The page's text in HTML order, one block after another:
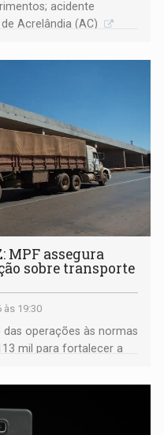
acidente
Acrelândia (AC)
MPF assegura
sobre transporte
às 19:30
operações às normas
mil para fortalecer a